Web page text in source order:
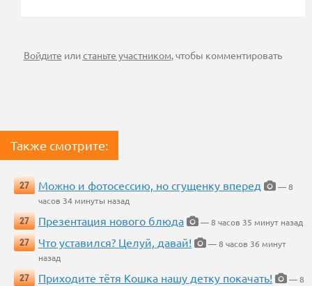
Войдите илистаньте участником, чтобы комментировать
Также смотрите:
27 Можно и фотосессию, но сгущенку вперед
— 8
часов 34 минуты назад
27
Презентация нового блюда
— 8 часов 35 минут назад
27
Что уставился? Целуй, давай!
— 8 часов 36 минут
назад
27
Приходите тётя Кошка нашу детку покачать!
— 8